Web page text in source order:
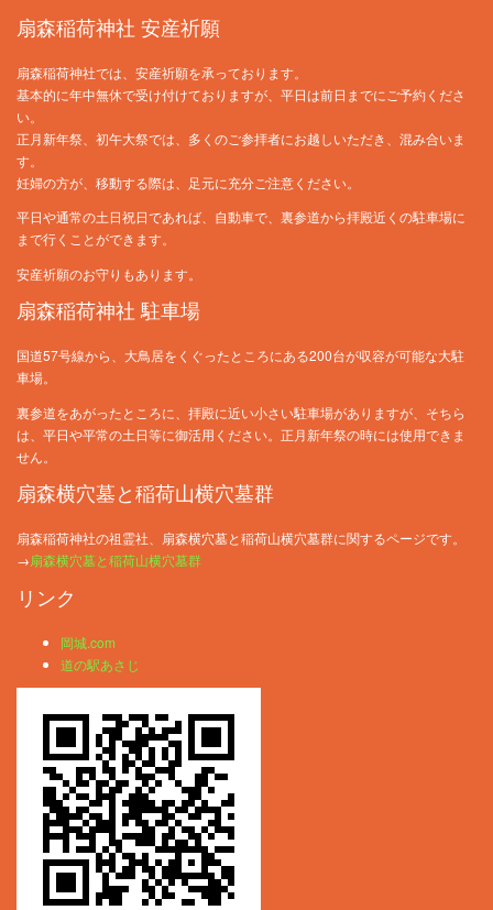
扇森稲荷神社 安産祈願
扇森稲荷神社では、安産祈願を承っております。
基本的に年中無休で受け付けておりますが、平日は前日までにご予約くださ
い。
正月新年祭、初午大祭では、多くのご参拝者にお越しいただき、混み合いま
す。
妊婦の方が、移動する際は、足元に充分ご注意ください。
平日や通常の土日祝日であれば、自動車で、裏参道から拝殿近くの駐車場に
まで行くことができます。
安産祈願のお守りもあります。
扇森稲荷神社 駐車場
国道57号線から、大鳥居をくぐったところにある200台が収容が可能な大駐
車場。
裏参道をあがったところに、拝殿に近い小さい駐車場がありますが、そちら
は、平日や平常の土日等に御活用ください。正月新年祭の時には使用できま
せん。
扇森横穴墓と稲荷山横穴墓群
扇森稲荷神社の祖霊社、扇森横穴墓と稲荷山横穴墓群に関するページです。
→扇森横穴墓と稲荷山横穴墓群
リンク
岡城.com
道の駅あさじ